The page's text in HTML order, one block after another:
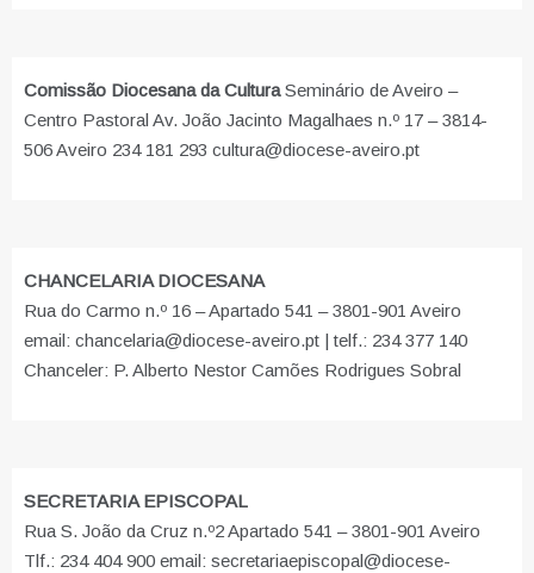
Comissão Diocesana da CulturaSeminário de Aveiro –
Centro Pastoral Av. João Jacinto Magalhaes n.º 17 – 3814-
506 Aveiro 234 181 293 cultura@diocese-aveiro.pt
CHANCELARIA DIOCESANA
Rua do Carmo n.º 16 – Apartado 541 – 3801-901 Aveiro
email: chancelaria@diocese-aveiro.pt | telf.: 234 377 140
Chanceler: P. Alberto Nestor Camões Rodrigues Sobral
SECRETARIA EPISCOPAL
Rua S. João da Cruz n.º2 Apartado 541 – 3801-901 Aveiro
Tlf.: 234 404 900 email: secretariaepiscopal@diocese-